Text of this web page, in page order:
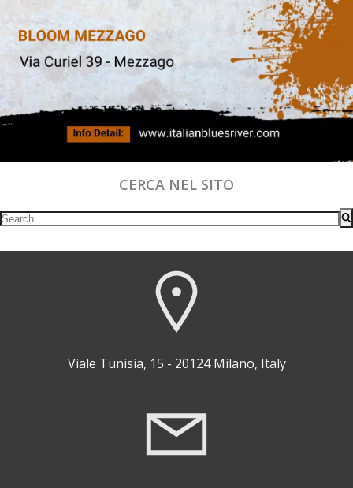
CERCA NEL SITO
Search
Viale Tunisia, 15 - 20124 Milano, Italy